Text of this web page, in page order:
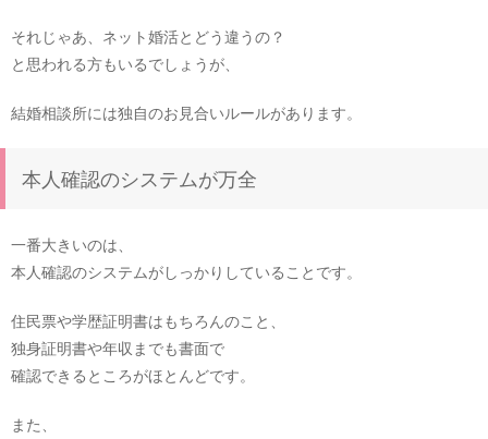
それじゃあ、ネット婚活とどう違うの？
と思われる方もいるでしょうが、
結婚相談所には独自のお見合いルールがあります。
本人確認のシステムが万全
一番大きいのは、
本人確認のシステムがしっかりしていることです。
住民票や学歴証明書はもちろんのこと、
独身証明書や年収までも書面で
確認できるところがほとんどです。
また、